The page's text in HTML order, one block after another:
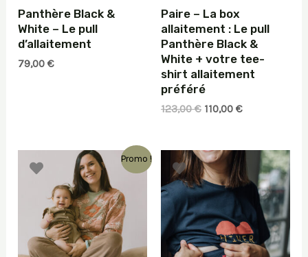
Panthère Black &
White – Le pull
d’allaitement
79,00€
Paire – La box
allaitement : Le pull
Panthère Black &
White + votre tee-
shirt allaitement
préféré
123,00€ Le
était :
123,00 €.
110,00 €Le
est :
110,00 €.
Promo !